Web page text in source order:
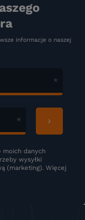
informacje o naszej
moich danych
wysyłki
(marketing). Więcej